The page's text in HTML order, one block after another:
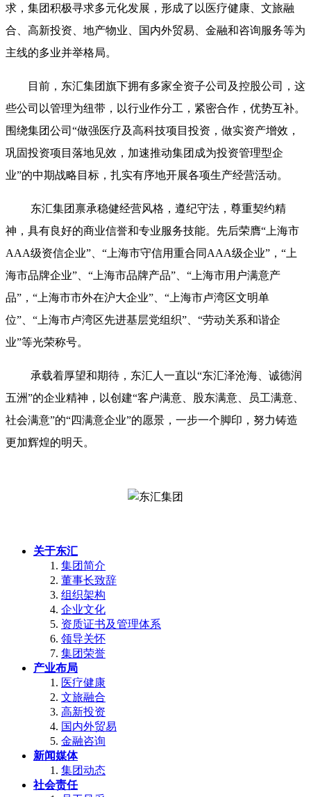
求，集团积极寻求多元化发展，形成了以医疗健康、文旅融
合、高新投资、地产物业、国内外贸易、金融和咨询服务等为
主线的多业并举格局。
目前，东汇集团旗下拥有多家全资子公司及控股公司，这
些公司以管理为纽带，以行业作分工，紧密合作，优势互补。
围绕集团公司“做强医疗及高科技项目投资，做实资产增效，
巩固投资项目落地见效，加速推动集团成为投资管理型企
业”的中期战略目标，扎实有序地开展各项生产经营活动。
东汇集团禀承稳健经营风格，遵纪守法，尊重契约精
神，具有良好的商业信誉和专业服务技能。先后荣膺“上海市
AAA级资信企业”、“上海市守信用重合同AAA级企业”，“上
海市品牌企业”、“上海市品牌产品”、“上海市用户满意产
品”，“上海市市外在沪大企业”、“上海市卢湾区文明单
位”、“上海市卢湾区先进基层党组织”、“劳动关系和谐企
业”等光荣称号。
承载着厚望和期待，东汇人一直以“东汇泽沧海、诚德润
五洲”的企业精神，以创建“客户满意、股东满意、员工满意、
社会满意”的“四满意企业”的愿景，一步一个脚印，努力铸造
更加辉煌的明天。
关于东汇
集团简介
董事长致辞
组织架构
企业文化
资质证书及管理体系
领导关怀
集团荣誉
产业布局
医疗健康
文旅融合
高新投资
国内外贸易
金融咨询
新闻媒体
集团动态
社会责任